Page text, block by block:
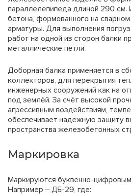
Стойка телескопическая 4,5 м
Стойка телескопическая 4,9 м
Цены на комплектующие
Наименование
Тренога (шт.)
Унивилка (шт.)
Балка БДК-1 (пог.м.)
Фанера ламинированая 18х1220х2440
Название
Кол-
во,
шт.
Ставка до 30
дней, руб./сут.
Рама с
лестницей
ЛРСП-40
2 14
Горизонталь
3,0м 4
Диагональ
1 9
Ригель
4 11
Настил
деревянный
1,0х0,95м
6 6
Опора (пятка)
4 5
*Минимальный срок аренды
минимальный срок аренды
Оборачиваемость палубы
Оборачиваемость каркаса
Вес 1 м2, кг
Наименование
Подкос двухуровневый 3,0 м
Подкос одноуровневый 3,0 м
Подкос одноуровневый 6,0 м
Балка выравнивающая
Замок винтовой
Кронштейн подмостей
Винт стяжной
параллелепипеда длиной 290 см.
бетона, формованного на
арматуры. Для выполнения
работ на одной из сторон балки
металлические петли.
Доборная балка применяется в
коллекторов, для перекрытия
инженерных сооружений как на
под землёй. За счёт высокой
агрессивным воздействиям,
обеспечивает надёжную защиту
пространства железобетонных
Маркировка
Маркируются буквенно-
Например ‒ ДБ-29, где: